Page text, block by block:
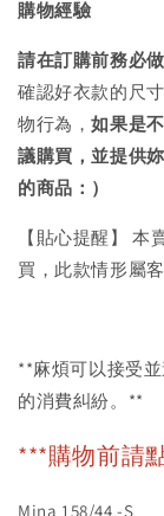
購物經驗
請在訂購前務必
確認好衣款的尺
物行為，如果是
議購買，並提供
的商品：）
【貼心提醒】
買，此款情形屬客
**麻煩可以接受
的消費糾紛。**
***購物前請
Mina 158/44 -S